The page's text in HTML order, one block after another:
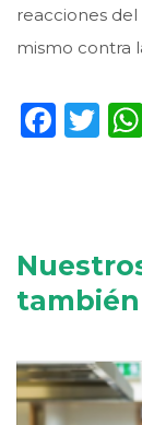
reacciones
mismo contra